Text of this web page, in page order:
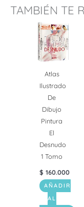
TAMBIÉN TE
Atlas
Ilustrado
De
Dibujo
Pintura
El
Desnudo
1 Tomo
$ 160.000
AÑADIR
AL